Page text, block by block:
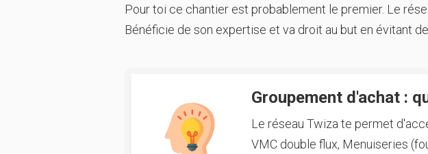
Pour toi ce chantier est probablement le premier. Le
Bénéficie de son expertise et va droit au but en évitant
Groupement d'achat :
Le réseau Twiza te permet
VMC double flux, Menuiseries